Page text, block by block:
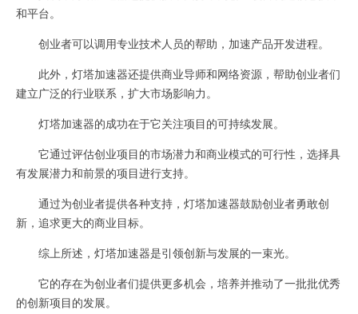
和平台。
创业者可以调用专业技术人员的帮助，加速产品开发进程。
此外，灯塔加速器还提供商业导师和网络资源，帮助创业者们
建立广泛的行业联系，扩大市场影响力。
灯塔加速器的成功在于它关注项目的可持续发展。
它通过评估创业项目的市场潜力和商业模式的可行性，选择具
有发展潜力和前景的项目进行支持。
通过为创业者提供各种支持，灯塔加速器鼓励创业者勇敢创
新，追求更大的商业目标。
综上所述，灯塔加速器是引领创新与发展的一束光。
它的存在为创业者们提供更多机会，培养并推动了一批批优秀
的创新项目的发展。